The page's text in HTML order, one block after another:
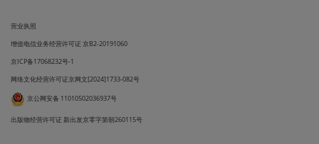
营业执照
增值电信业务经营许可证 京B2-20191060
京ICP备17068232号-1
网络文化经营许可证京网文[2024]1733-082号
京公网安备 11010502036937号
出版物经营许可证 新出发京零字第朝260115号